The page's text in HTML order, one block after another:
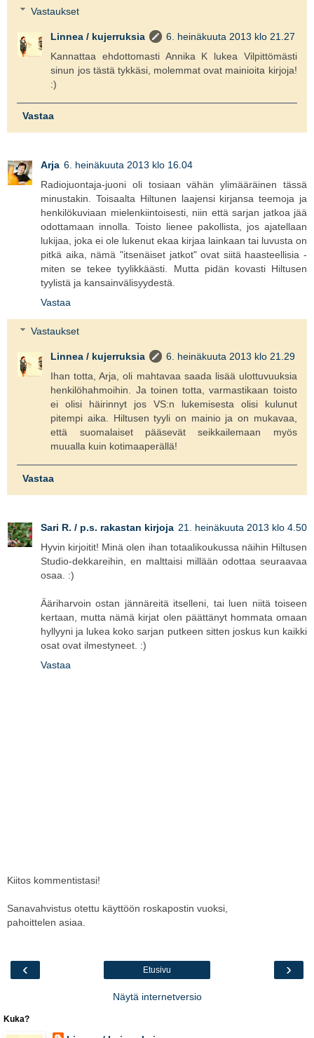
Vastaukset
Linnea / kujerruksia
6. heinäkuuta 2013 klo 21.27
Kannattaa ehdottomasti Annika K lukea Vilpittömästi
sinun jos tästä tykkäsi, molemmat ovat mainioita kirjoja!
:)
Vastaa
Arja 6. heinäkuuta 2013 klo 16.04
Radiojuontaja-juoni oli tosiaan vähän ylimääräinen tässä
minustakin. Toisaalta Hiltunen laajensi kirjansa teemoja ja
henkilökuviaan mielenkiintoisesti, niin että sarjan jatkoa jää
odottamaan innolla. Toisto lienee pakollista, jos ajatellaan
lukijaa, joka ei ole lukenut ekaa kirjaa lainkaan tai luvusta on
pitkä aika, nämä "itsenäiset jatkot" ovat siitä haasteellisia -
miten se tekee tyylikkäästi. Mutta pidän kovasti Hiltusen
tyylistä ja kansainvälisyydestä.
Vastaa
Vastaukset
Linnea / kujerruksia
6. heinäkuuta 2013 klo 21.29
Ihan totta, Arja, oli mahtavaa saada lisää ulottuvuuksia
henkilöhahmoihin. Ja toinen totta, varmastikaan toisto
ei olisi häirinnyt jos VS:n lukemisesta olisi kulunut
pitempi aika. Hiltusen tyyli on mainio ja on mukavaa,
että suomalaiset pääsevät seikkailemaan myös
muualla kuin kotimaaperällä!
Vastaa
Sari R. / p.s. rakastan kirjoja 21. heinäkuuta 2013 klo 4.50
Hyvin kirjoitit! Minä olen ihan totaalikoukussa näihin Hiltusen
Studio-dekkareihin, en malttaisi millään odottaa seuraavaa
osaa. :)
Ääriharvoin ostan jännäreitä itselleni, tai luen niitä toiseen
kertaan, mutta nämä kirjat olen päättänyt hommata omaan
hyllyyni ja lukea koko sarjan putkeen sitten joskus kun kaikki
osat ovat ilmestyneet. :)
Vastaa
Kiitos kommentistasi!
Sanavahvistus otettu käyttöön roskapostin vuoksi,
pahoittelen asiaa.
‹ ›
Etusivu
Näytä internetversio
Kuka?